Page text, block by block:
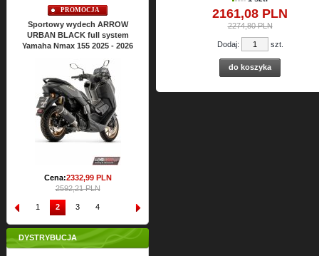
PROMOCJA
Sportowy wydech ARROW
URBAN BLACK full system
Nmax 155 2025 - 2026
2332,99PLN
2592,21 PLN
PROMOCJA
Sportowy wydech ARROW
Yamaha Nmax 125 2025 - 2026
Yamaha
1 2 3 4
DYSTRYBUCJA
2161,08 PLN
2274,80 PLN
Dodaj: szt.
do koszyka